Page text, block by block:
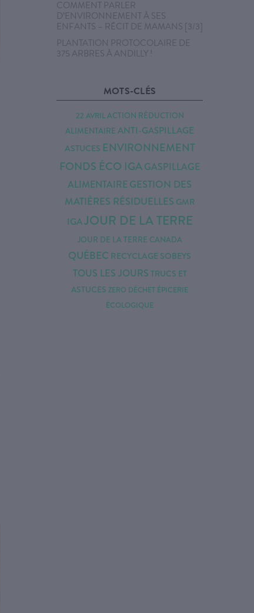
COMMENT PARLER
D’ENVIRONNEMENT À SES
ENFANTS – RÉCIT DE MAMANS [3/3]
PLANTATION PROTOCOLAIRE DE
375 ARBRES À ANDILLY !
MOTS-CLÉS
22 AVRILACTION RÉDUCTION
ALIMENTAIRE ANTI-GASPILLAGE
ASTUCES ENVIRONNEMENT
FONDS ÉCO IGAGASPILLAGE
ALIMENTAIREGESTION DES
MATIÈRES RÉSIDUELLES GMR
IGAJOUR DE LA TERRE
JOUR DE LA TERRE CANADA
QUÉBEC RECYCLAGESOBEYS
TOUS LES JOURS TRUCS ET
ASTUCES ZERO DÉCHET ÉPICERIE
ÉCOLOGIQUE